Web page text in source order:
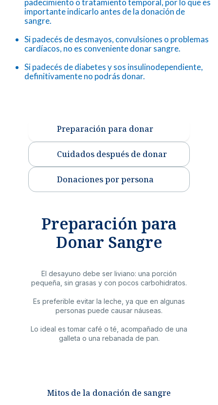
importante indicarlo antes de la donación de
sangre.
Si padecés de desmayos, convulsiones o problemas
cardíacos, no es conveniente donar sangre.
Si padecés de diabetes y sos insulinodependiente,
definitivamente no podrás donar.
Preparación para donar
Cuidados después de donar
Donaciones por persona
Preparación para
Donar Sangre
El desayuno debe ser liviano: una porción
pequeña, sin grasas y con pocos carbohidratos.
Es preferible evitar la leche, ya que en algunas
personas puede causar náuseas.
Lo ideal es tomar café o té, acompañado de una
galleta o una rebanada de pan.
Mitos de la donación de sangre